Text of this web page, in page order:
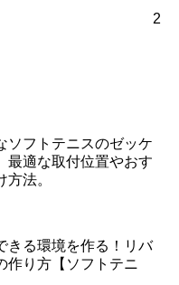
2
ソフトテニスのゼッケ
最適な取付位置やおす
法。
きる環境を作る！リバ
作り方【ソフトテニ